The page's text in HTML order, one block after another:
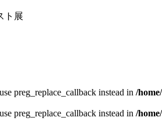
ト展
preg_replace_callback instead in /
preg_replace_callback instead in /